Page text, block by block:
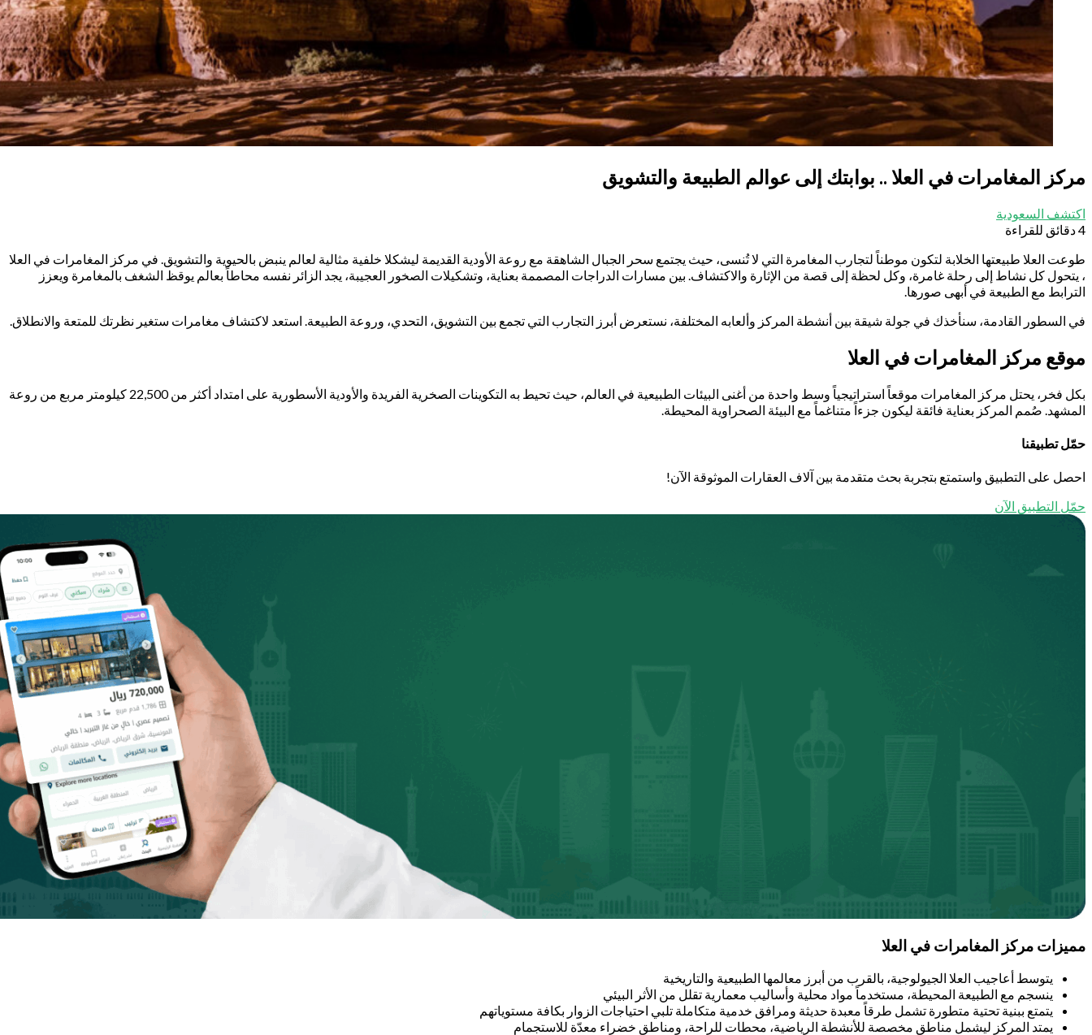
مركز المغامرات في العلا .. بوابتك إلى عوالم الطبيعة والتشويق
اكتشف السعودية
4 دقائق للقراءة
طوعت العلا طبيعتها الخلابة لتكون موطناً لتجارب المغامرة التي لا تُنسى، حيث يجتمع سحر الجبال الشاهقة مع روعة الأودية القديمة ليشكلا خلفية مثالية لعالم ينبض بالحيوية والتشويق. في مركز المغامرات في العلا
، يتحول كل نشاط إلى رحلة غامرة، وكل لحظة إلى قصة من الإثارة والاكتشاف. بين مسارات الدراجات المصممة بعناية، وتشكيلات الصخور العجيبة، يجد الزائر نفسه محاطاً بعالم يوقظ الشغف بالمغامرة ويعزز
الترابط مع الطبيعة في أبهى صورها.
في السطور القادمة، سنأخذك في جولة شيقة بين أنشطة المركز وألعابه المختلفة، نستعرض أبرز التجارب التي تجمع بين التشويق، التحدي، وروعة الطبيعة. استعد لاكتشاف مغامرات ستغير نظرتك للمتعة والانطلاق.
موقع مركز المغامرات في العلا
بكل فخر، يحتل مركز المغامرات موقعاً استراتيجياً وسط واحدة من أغنى البيئات الطبيعية في العالم، حيث تحيط به التكوينات الصخرية الفريدة والأودية الأسطورية على امتداد أكثر من 22,500 كيلومتر مربع من روعة
المشهد. صُمم المركز بعناية فائقة ليكون جزءاً متناغماً مع البيئة الصحراوية المحيطة.
حمّل تطبيقنا
احصل على التطبيق واستمتع بتجربة بحث متقدمة بين آلاف العقارات الموثوقة الآن!
حمّل التطبيق الآن
مميزات مركز المغامرات في العلا
يتوسط أعاجيب العلا الجيولوجية، بالقرب من أبرز معالمها الطبيعية والتاريخية
ينسجم مع الطبيعة المحيطة، مستخدماً مواد محلية وأساليب معمارية تقلل من الأثر البيئي
يتمتع ببنية تحتية متطورة تشمل طرقاً معبدة حديثة ومرافق خدمية متكاملة تلبي احتياجات الزوار بكافة مستوياتهم
يمتد المركز ليشمل مناطق مخصصة للأنشطة الرياضية، محطات للراحة، ومناطق خضراء معدّة للاستجمام